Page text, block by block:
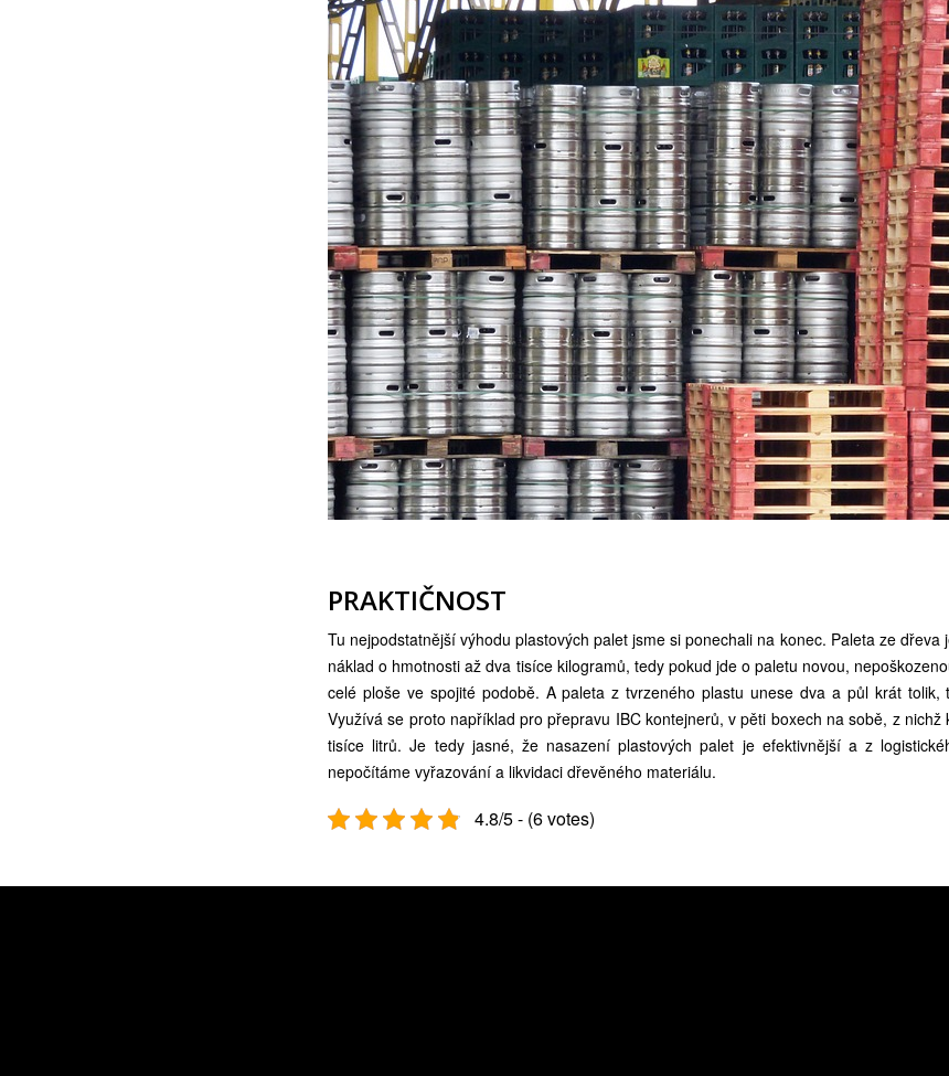
PRAKTIČNOST
Tu nejpodstatnější výhodu plastových palet jsme si ponechali na konec. Paleta ze
náklad o hmotnosti až dva tisíce kilogramů, tedy pokud jde o paletu novou,
celé ploše ve spojité podobě. A paleta z tvrzeného plastu unese dva a půl krát tolik,
Využívá se proto například pro přepravu IBC kontejnerů, v pěti boxech na sobě, z nichž
tisíce litrů. Je tedy jasné, že nasazení plastových palet je efektivnější a z
nepočítáme vyřazování a likvidaci dřevěného materiálu.
4.8/5 - (6 votes)